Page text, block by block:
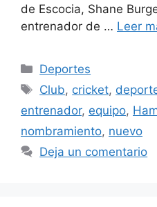
de Escocia, Shane
entrenador de … Leer
Categorías
Deportes
Etiquetas
Club, cricket,
entrenador, equipo,
nombramiento, nuevo
Deja un comentario